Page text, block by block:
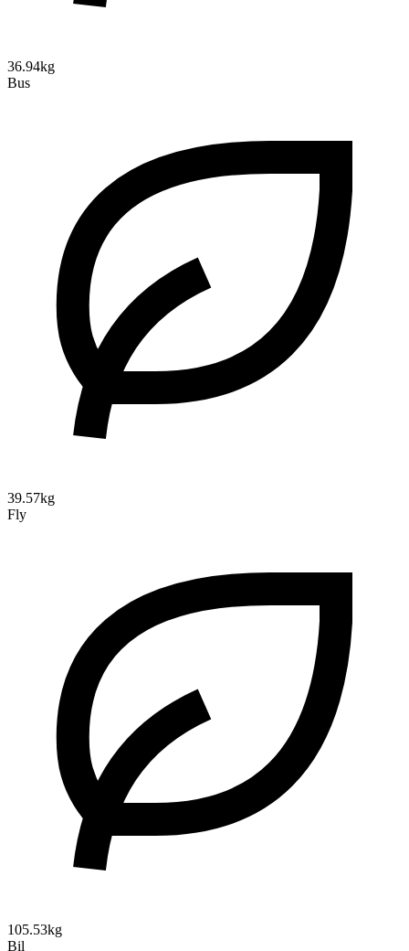
36.94kg
Bus
39.57kg
Fly
105.53kg
Bil